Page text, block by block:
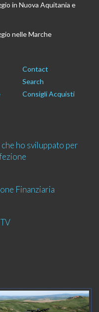
in Nuova Aquitania e
nelle Marche
Contact
Search
Consigli Acquisti
ho sviluppato per
Finanziaria